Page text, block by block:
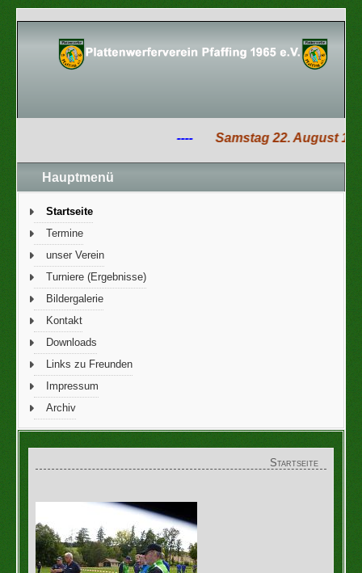
---- Samstag 22. August
Hauptmenü
Startseite
Termine
unser Verein
Turniere (Ergebnisse)
Bildergalerie
Kontakt
Downloads
Links zu Freunden
Impressum
Archiv
Startseite